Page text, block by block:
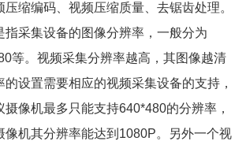
缩编码、视频压缩质量、去锯齿处理。
指采集设备的图像分辨率，一般分为
等。视频采集分辨率越高，其图像越清
的设置需要相应的视频采集设备的支持，
摄像机最多只能支持640*480的分辨率，
机其分辨率能达到 1080P。另外一个视